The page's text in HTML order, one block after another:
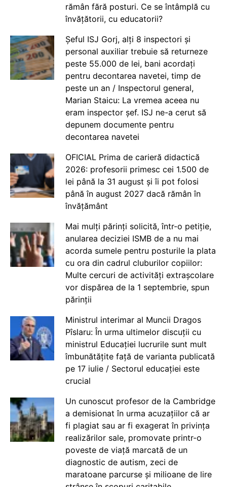
rămân fără posturi. Ce se întâmplă cu
învățătorii, cu educatorii?
Șeful ISJ Gorj, alți 8 inspectori și
personal auxiliar trebuie să returneze
peste 55.000 de lei, bani acordați
pentru decontarea navetei, timp de
peste un an / Inspectorul general,
Marian Staicu: La vremea aceea nu
eram inspector șef. ISJ ne-a cerut să
depunem documente pentru
decontarea navetei
OFICIAL Prima de carieră didactică
2026: profesorii primesc cei 1.500 de
lei până la 31 august și îi pot folosi
până în august 2027 dacă rămân în
învățământ
Mai mulți părinți solicită, într-o petiție,
anularea deciziei ISMB de a nu mai
acorda sumele pentru posturile la plata
cu ora din cadrul cluburilor copiilor:
Multe cercuri de activități extrașcolare
vor dispărea de la 1 septembrie, spun
părinții
Ministrul interimar al Muncii Dragos
Pîslaru: În urma ultimelor discuții cu
ministrul Educației lucrurile sunt mult
îmbunătățite față de varianta publicată
pe 17 iulie / Sectorul educației este
crucial
Un cunoscut profesor de la Cambridge
a demisionat în urma acuzațiilor că ar
fi plagiat sau ar fi exagerat în privința
realizărilor sale, promovate printr-o
poveste de viață marcată de un
diagnostic de autism, zeci de
maratoane parcurse și milioane de lire